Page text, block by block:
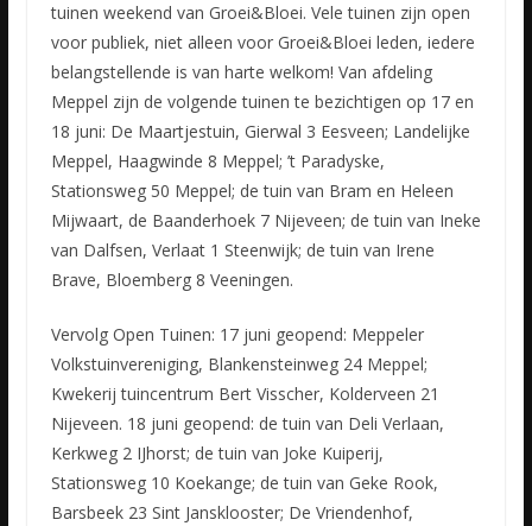
tuinen weekend van Groei&Bloei. Vele tuinen zijn open
voor publiek, niet alleen voor Groei&Bloei leden, iedere
belangstellende is van harte welkom! Van afdeling
Meppel zijn de volgende tuinen te bezichtigen op 17 en
18 juni: De Maartjestuin, Gierwal 3 Eesveen; Landelijke
Meppel, Haagwinde 8 Meppel; ’t Paradyske,
Stationsweg 50 Meppel; de tuin van Bram en Heleen
Mijwaart, de Baanderhoek 7 Nijeveen; de tuin van Ineke
van Dalfsen, Verlaat 1 Steenwijk; de tuin van Irene
Brave, Bloemberg 8 Veeningen.
Vervolg Open Tuinen: 17 juni geopend: Meppeler
Volkstuinvereniging, Blankensteinweg 24 Meppel;
Kwekerij tuincentrum Bert Visscher, Kolderveen 21
Nijeveen. 18 juni geopend: de tuin van Deli Verlaan,
Kerkweg 2 IJhorst; de tuin van Joke Kuiperij,
Stationsweg 10 Koekange; de tuin van Geke Rook,
Barsbeek 23 Sint Jansklooster; De Vriendenhof,